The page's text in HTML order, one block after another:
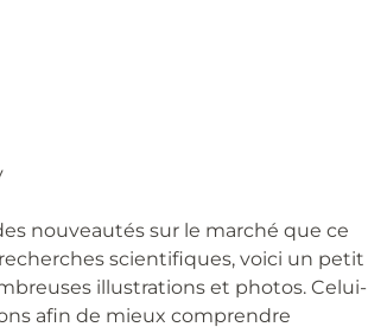
nouveautés sur le marché que ce
scientifiques, voici un petit
illustrations et photos. Celui-
afin de mieux comprendre